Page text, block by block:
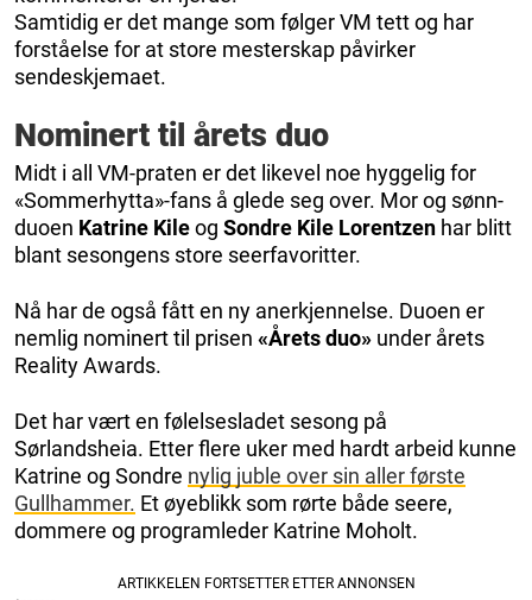
Samtidig er det mange som følger VM tett og har
forståelse for at store mesterskap påvirker
sendeskjemaet.
Nominert til årets duo
Midt i all VM-praten er det likevel noe hyggelig for
«Sommerhytta»-fans å glede seg over. Mor og sønn-
duoen Katrine Kileog Sondre Kile Lorentzen har blitt
blant sesongens store seerfavoritter.
Nå har de også fått en ny anerkjennelse. Duoen er
nemlig nominert til prisen «Årets duo» under årets
Reality Awards.
Det har vært en følelsesladet sesong på
Sørlandsheia. Etter flere uker med hardt arbeid kunne
Katrine og Sondre nylig juble over sin aller første
Gullhammer. Et øyeblikk som rørte både seere,
dommere og programleder Katrine Moholt.